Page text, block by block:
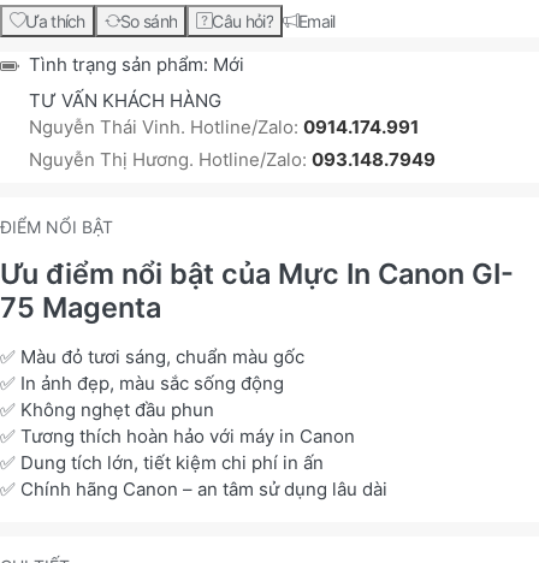
Ưa thích So sánh Câu hỏi? Email
Tình trạng sản phẩm: Mới
TƯ VẤN KHÁCH HÀNG
Nguyễn Thái Vinh. Hotline/Zalo: 0914.174.991
Nguyễn Thị Hương. Hotline/Zalo: 093.148.7949
ĐIỂM NỔI BẬT
Ưu điểm nổi bật của Mực In Canon GI-
75 Magenta
✅ Màu đỏ tươi sáng, chuẩn màu gốc
✅ In ảnh đẹp, màu sắc sống động
✅ Không nghẹt đầu phun
✅ Tương thích hoàn hảo với máy in Canon
✅ Dung tích lớn, tiết kiệm chi phí in ấn
✅ Chính hãng Canon – an tâm sử dụng lâu dài